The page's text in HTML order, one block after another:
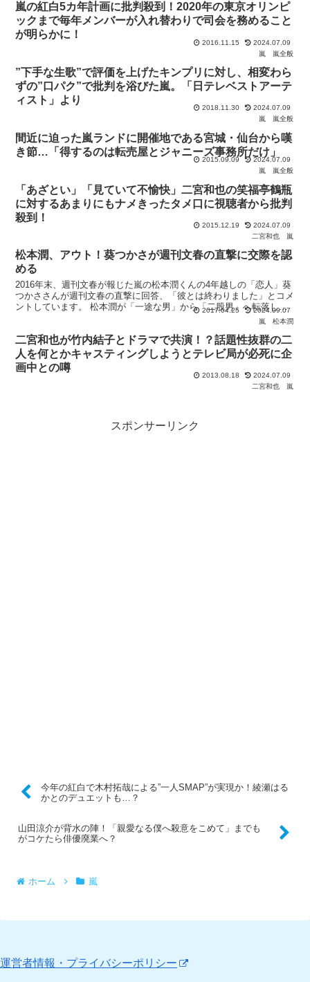
嵐の紅白5カ年計画に批判殺到！2020年の東京オリンピ
ックまで毎年メンバーが入れ替わりで司会を務めること
が明らかに！
2016.11.15
2024.07.09
嵐
嵐全般
”下手な生歌”で評価を上げたキンプリに対し、相変わら
ずの”口パク”で批判を浴びた嵐。「日テレベストアーテ
ィスト」より
2018.11.30
2024.07.09
嵐
嵐全般
間近に迫った嵐ランドに開催地である宮城・仙台から嘆
き節…「得するのは転売屋とジャニーズ事務所だけ」
2015.09.09
2024.07.09
嵐
嵐全般
「あざとい」「見ていて不愉快」二宮和也の笑福亭鶴瓶
に対するあまりにもナメきったタメ口に視聴者から批判
殺到！
2015.12.19
2024.07.09
二宮和也
嵐
松本潤、アウト！葵つかさが週刊文春の直撃に交際を認
める
2016年末、週刊文春が報じた嵐の松本潤くんの4年越しの「恋人」葵
つかささんが週刊文春の直撃に回答、「彼とは終わりました」とコメ
ントしています。 松本潤が「一途な男」から「二股男」へ転落した
2017.04.25
2024.09.07
嵐
松本潤
二宮和也が竹内結子とドラマで共演！？話題性抜群の二
人を何とかキャスティングしようとテレビ局が必死に企
画中との噂
2013.08.18
2024.07.09
二宮和也
嵐
スポンサーリンク
今年の紅白で木村拓哉による”一人SMAP”が実現か！綾瀬はる
かとのデュエットも…？
山田涼介が背水の陣！「親愛なる僕へ殺意をこめて」までも
がコケたら俳優廃業へ？
ホーム 嵐
運営者情報・プライバシーポリシー